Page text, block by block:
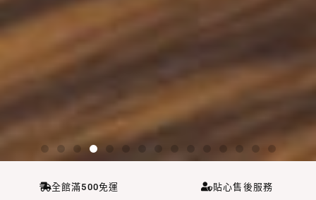
真皮手帳皮革筆記本
VIDA系列筆記本
Walking系列筆記本
Walking系列筆記本
輕鬆的抽換內頁吧
經典方格筆記本
母親節檔期優惠
母親節檔期優惠
618優惠
新春福袋
B6空白筆記本
A5 活頁筆記本
為您提供更流暢體驗
筆記本內頁
週計畫內頁
真皮手帳皮革筆記本
VIDA系列筆記本
Walking系列筆記本
Walking系列筆記本
輕鬆的抽換內頁吧
經典方格筆記本
母親節檔期優惠
母親節檔期優惠
618優惠
新春福袋
B6空白筆記本
A5 活頁筆記本
為您提供更流暢體驗
筆記本內頁
週計畫內頁
真皮手帳皮革筆記本
VIDA系列筆記本
Walking系列筆記本
Walking系列筆記本
輕鬆的抽換內頁吧
經典方格筆記本
母親節檔期優惠
母親節檔期優惠
618優惠
新春福袋
B6空白筆記本
A5 活頁筆記本
為您提供更流暢體驗
筆記本內頁
週計畫內頁
全館滿500免運 貼心售後服務